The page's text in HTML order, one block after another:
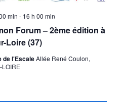
Forum – 2ème édition à
Loire (37)
min - 16 h 00 min
de l'EscaleAllée René Coulon,
LOIRE